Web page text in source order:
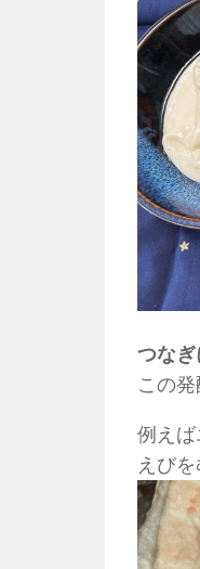
つな
この
例え
えび